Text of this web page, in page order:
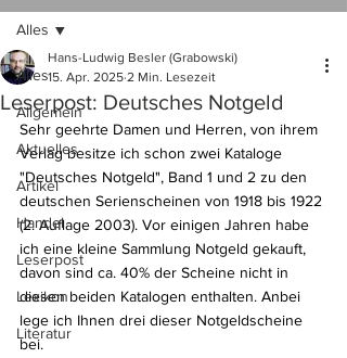
Alles
Allgemein
Aktuelles
Artikel
Handel
Leserpost
Lexikon
Literatur
Alles
Leserpost: Deutsches Notgeld
Hans-Ludwig Besler (Grabowski)
15. Apr. 2025 2 Min. Lesezeit
Sehr geehrte Damen und Herren, von ihrem
Verlag besitze ich schon zwei Kataloge
"Deutsches Notgeld", Band 1 und 2 zu den
deutschen Serienscheinen von 1918 bis 1922
(2. Auflage 2003). Vor einigen Jahren habe
ich eine kleine Sammlung Notgeld gekauft,
davon sind ca. 40% der Scheine nicht in
diesen beiden Katalogen enthalten. Anbei
lege ich Ihnen drei dieser Notgeldscheine
bei.